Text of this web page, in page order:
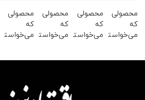
محصولی
که
می‌خواستی
محصولی
که
می‌خواستی
محصولی
که
می‌خواستی
بخر !
محصولی
که
می‌خواستی
بخر !